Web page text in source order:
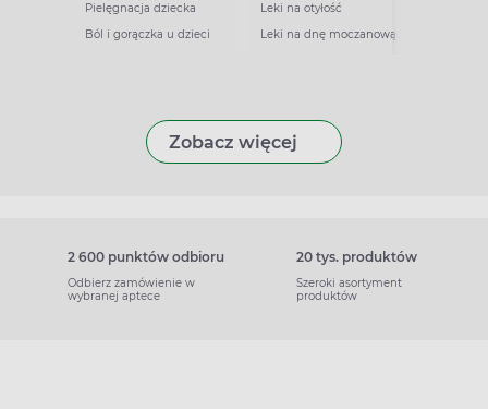
Pielęgnacja dziecka
Ból i gorączka u dzieci
Leki na otyłość
Leki na dnę moczanową
Zobacz więcej
2 600 punktów odbioru
Odbierz zamówienie w
wybranej aptece
20 tys. produktów
Szeroki asortyment
produktów